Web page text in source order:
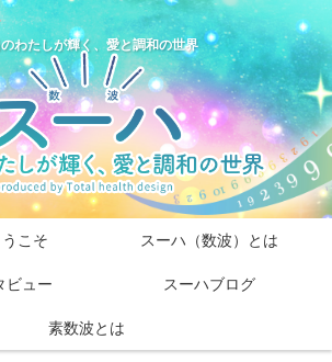
わたしが輝く、愛と調和の世界
こそ スーハ（数波）とは
ビュー スーハブログ
素数波とは